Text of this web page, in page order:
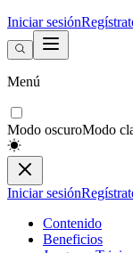
Iniciar sesión
Menú
Modo oscuroModo
Iniciar sesión
Contenido
Beneficios